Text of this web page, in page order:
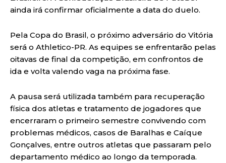
ainda irá confirmar oficialmente a data do duelo.
Pela Copa do Brasil, o próximo adversário do Vitória
será o Athletico-PR. As equipes se enfrentarão pelas
oitavas de final da competição, em confrontos de
ida e volta valendo vaga na próxima fase.
A pausa será utilizada também para recuperação
física dos atletas e tratamento de jogadores que
encerraram o primeiro semestre convivendo com
problemas médicos, casos de Baralhas e Caíque
Gonçalves, entre outros atletas que passaram pelo
departamento médico ao longo da temporada.